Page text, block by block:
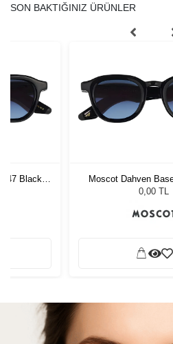
SON BAKTIĞINIZ ÜRÜNLER
47 Black
Moscot Dahven
Denim Blue
0,00 TL